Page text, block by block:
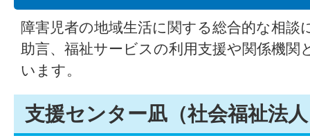
障害児者の地域生活に関する総合的な相談
助言、福祉サービスの利用支援や関係機関
います。
支援センター凪（社会福祉法